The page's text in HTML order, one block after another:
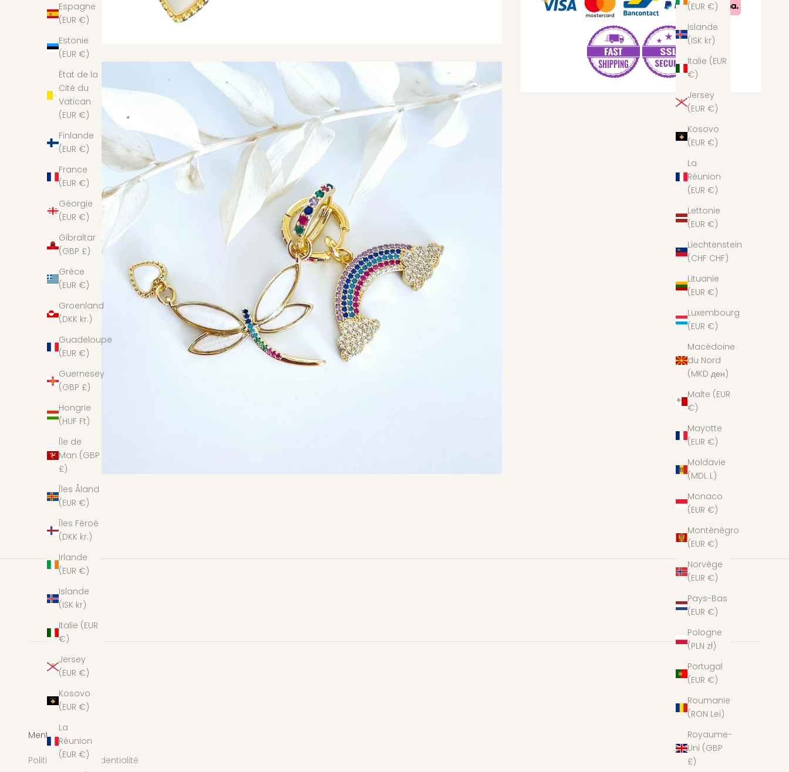
(EUR €)
Islande
(ISK kr)
Italie (EUR
€)
Jersey
(EUR €)
Kosovo
(EUR €)
La
Réunion
(EUR €)
Lettonie
(EUR €)
Liechtenstein
(CHF CHF)
Lituanie
(EUR €)
Luxembourg
(EUR €)
Macédoine
du Nord
(MKD ден)
Malte (EUR
€)
Mayotte
(EUR €)
Moldavie
(MDL L)
Monaco
(EUR €)
Monténégro
(EUR €)
Norvège
(EUR €)
Pays-Bas
(EUR €)
Pologne
(PLN zł)
Portugal
(EUR €)
Roumanie
(RON Lei)
Royaume-
Uni (GBP
£)
Espagne
(EUR €)
Estonie
(EUR €)
État de la
Cité du
Vatican
(EUR €)
Finlande
(EUR €)
France
(EUR €)
Géorgie
(EUR €)
Gibraltar
(GBP £)
Grèce
(EUR €)
Groenland
(DKK kr.)
Guadeloupe
(EUR €)
Guernesey
(GBP £)
Hongrie
(HUF Ft)
Île de
Man (GBP
£)
Îles Åland
(EUR €)
Îles Féroé
(DKK kr.)
Irlande
(EUR €)
Islande
(ISK kr)
Italie (EUR
€)
Jersey
(EUR €)
Kosovo
(EUR €)
La
Réunion
(EUR €)
Mentions légales
Politique de confidentialité